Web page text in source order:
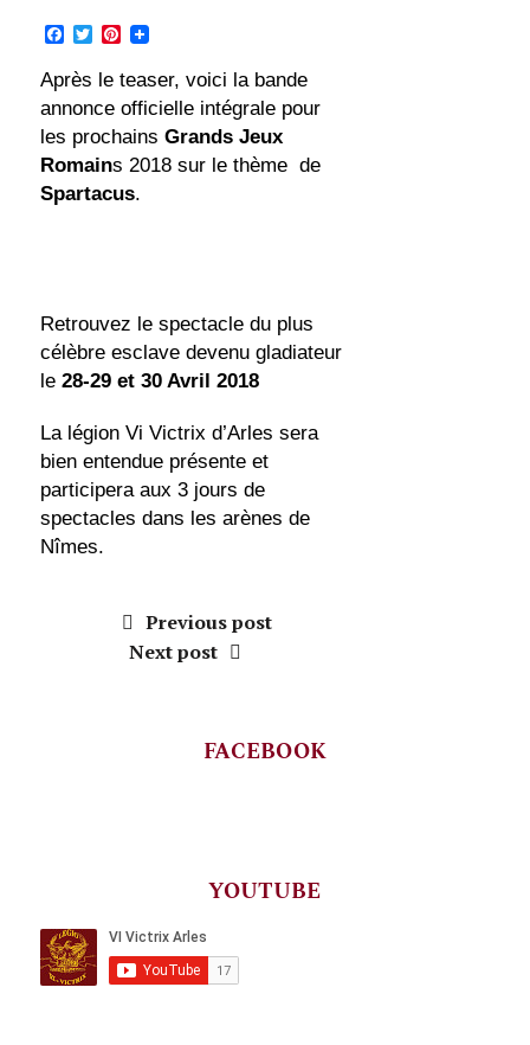
F
c
e
b
o
o
k
T
t
e
r
P
n
t
e
r
e
s
t
Après le teaser, voici la bande
annonce officielle intégrale pour
les prochains Grands Jeux
Romains 2018 sur le thème de
Spartacus.
Retrouvez le spectacle du plus
célèbre esclave devenu gladiateur
le 28-29 et 30 Avril 2018
La légion Vi Victrix d’Arles sera
bien entendue présente et
participera aux 3 jours de
spectacles dans les arènes de
Nîmes.
Previous post
Next post
FACEBOOK
YOUTUBE